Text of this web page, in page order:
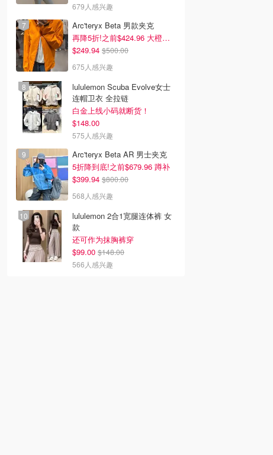
679人感兴趣
Arc'teryx Beta 男款夹克
再降5折!之前$424.96 大橙子好显白 蹲补
$249.94 $500.00
675人感兴趣
lululemon Scuba Evolve女士
连帽卫衣 全拉链
白金上线小码就断货！
$148.00
575人感兴趣
Arc'teryx Beta AR 男士夹克
5折降到底!之前$679.96 蹲补
$399.94 $800.00
568人感兴趣
lululemon 2合1宽腿连体裤 女
款
还可作为抹胸裤穿
$99.00 $148.00
566人感兴趣